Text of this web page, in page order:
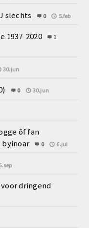
slechts 0 5.feb
1937-2020
1
30.jun
0 30.jun
ôf fan
byinoar
0 6.jul
dringend